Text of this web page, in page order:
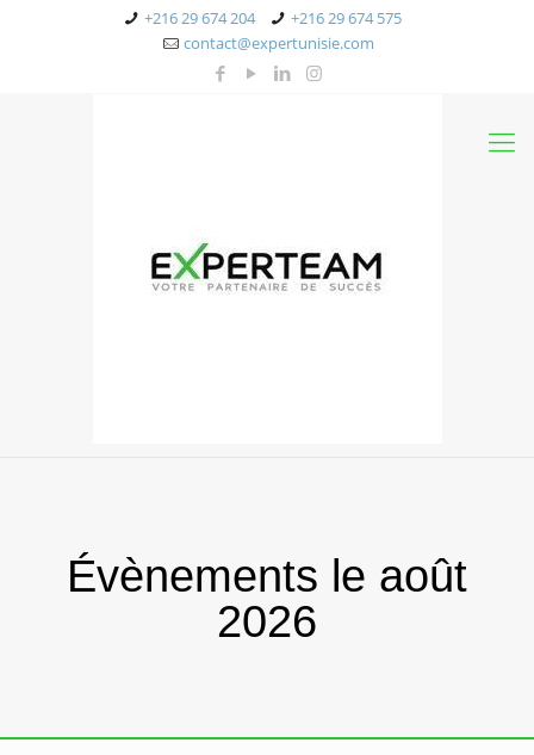
+216 29 674 204
+216 29 674 575
contact@expertunisie.com
Évènements le août
2026